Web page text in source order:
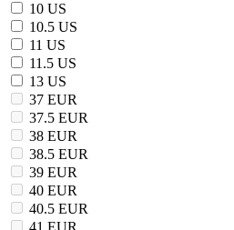
10 US
10.5 US
11 US
11.5 US
13 US
37 EUR
37.5 EUR
38 EUR
38.5 EUR
39 EUR
40 EUR
40.5 EUR
41 EUR